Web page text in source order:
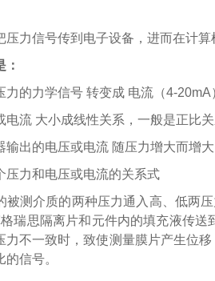
力信号传到电子设备，进而在计算机
：
力的力学信号 转变成 电流（4-
流 大小成线性关系，一般是正比
器输出的电压或电流 随压力增大而增大
压力和电压或电流的关系式
测介质的两种压力通入高、低两
菲格瑞思隔离片和元件内的填充液传
力不一致时，致使测量膜片产生位移
号。